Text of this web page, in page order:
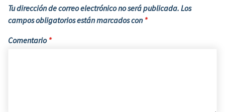
Tu dirección de correo electrónico no será publicada. Los
campos obligatorios están marcados con *
Comentario *